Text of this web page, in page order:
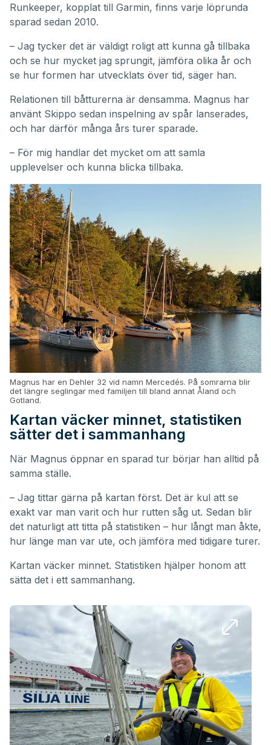
Runkeeper, kopplat till Garmin, finns varje löprunda
sparad sedan 2010.
– Jag tycker det är väldigt roligt att kunna gå tillbaka
och se hur mycket jag sprungit, jämföra olika år och
se hur formen har utvecklats över tid, säger han.
Relationen till båtturerna är densamma. Magnus har
använt Skippo sedan inspelning av spår lanserades,
och har därför många års turer sparade.
– För mig handlar det mycket om att samla
upplevelser och kunna blicka tillbaka.
Magnus har en Dehler 32 vid namn Mercedés. På somrarna blir
det längre seglingar med familjen till bland annat Åland och
Gotland.
Kartan väcker minnet, statistiken
sätter det i sammanhang
När Magnus öppnar en sparad tur börjar han alltid på
samma ställe.
– Jag tittar gärna på kartan först. Det är kul att se
exakt var man varit och hur rutten såg ut. Sedan blir
det naturligt att titta på statistiken – hur långt man åkte,
hur länge man var ute, och jämföra med tidigare turer.
Kartan väcker minnet. Statistiken hjälper honom att
sätta det i ett sammanhang.